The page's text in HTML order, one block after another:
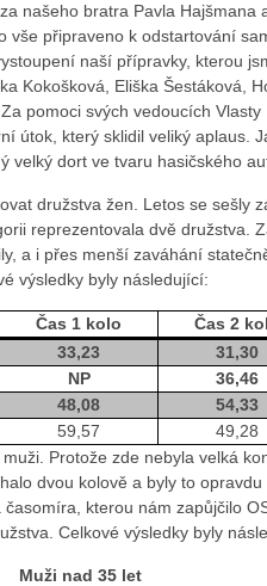
našeho bratra Pavla Hajšmana
vše připraveno k odstartování
naší přípravky, kterou
Kokošková, Eliška Šestáková,
pomoci svých vedoucích
útok, který sklidil veliký aplaus.
velký dort ve tvaru hasičského
družstva žen. Letos se sešly
reprezentovala dvě družstva.
a i přes menší zaváhání
výsledky byly následující:
Čas 1 kolo Čas 2
33,23 31,30
NP 36,46
48,08 54,33
59,57 49,28
Protože zde nebyla velká
dvou kolově a byly to opravdu
kterou nám zapůjčilo
Celkové výsledky byly
Muži nad 35 let